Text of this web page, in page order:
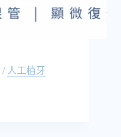
/ 人工植牙